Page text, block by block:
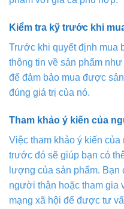
Kiểm tra kỹ trước khi
Trước khi quyết định mua
thông tin về sản phẩm
để đảm bảo mua được
đúng giá trị của nó.
Tham khảo ý kiến của
Việc tham khảo ý kiến
trước đó sẽ giúp bạn có
lượng của sản phẩm. Bạn
người thân hoặc tham gia
mạng xã hội để được tư